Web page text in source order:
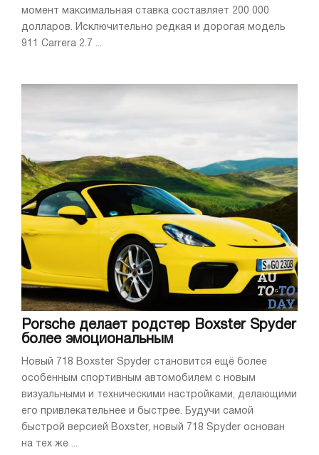
момент максимальная ставка составляет 200 000
долларов. Исключительно редкая и дорогая модель
911 Carrera 2.7 ...
Porsche делает родстер Boxster Spyder
более эмоциональным
Новый 718 Boxster Spyder становится ещё более
особенным спортивным автомобилем с новым
визуальными и техническими настройками, делающими
его привлекательнее и быстрее. Будучи самой
быстрой версией Boxster, новый 718 Spyder основан
на тех же ...